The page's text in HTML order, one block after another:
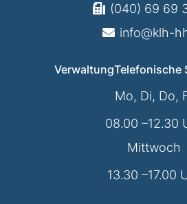
(040) 69 69
info@klh-
VerwaltungTelefonische
Mo, Di, Do,
08.00 –12.30
Mittwoch
13.30 –17.00